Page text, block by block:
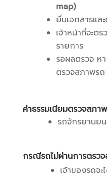
map)
ยื่นเอกสารแล
เจ้าหน้าที่จะต
รายการ
รอผลตรวจ ห
ตรวจสภาพรถ
ค่าธรรมเนียมตรวจสภา
รถจักรยานย
กรณีรถไม่ผ่านการตรว
เจ้าของรถจ